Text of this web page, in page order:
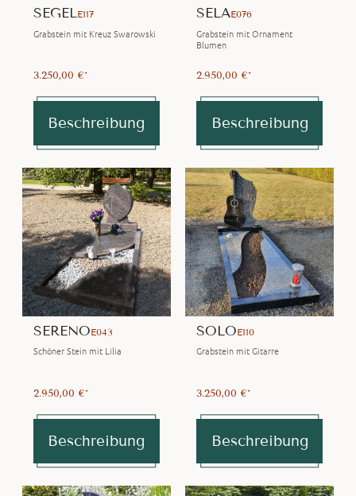
SEGELE117
Grabstein mit Kreuz Swarowski
3.250,00 €*
Beschreibung
SELAE076
Grabstein mit Ornament
Blumen
2.950,00 €*
Beschreibung
SERENOE043
Schöner Stein mit Lilia
2.950,00 €*
Beschreibung
SOLOE110
Grabstein mit Gitarre
3.250,00 €*
Beschreibung